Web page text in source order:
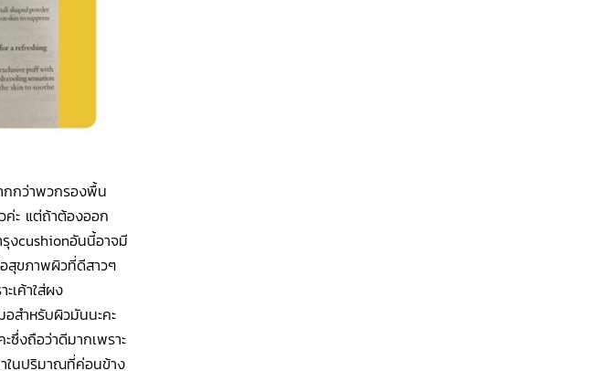
กกว่าพวกรองพื้น
ค่ะ แต่ถ้าต้องออก
งcushionอันนี้อาจมี
สุขภาพผิวที่ดีสาวๆ
เค้าใส่ผง
อสำหรับผิวมันนะคะ
ซึ่งถือว่าดีมากเพราะ
ในปริมาณที่ค่อนข้าง